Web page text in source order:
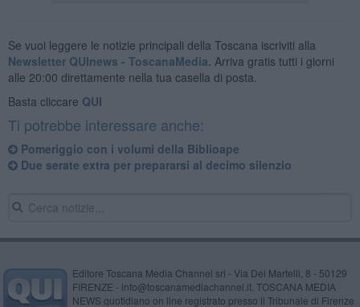
Se vuoi leggere le notizie principali della Toscana iscriviti alla
Newsletter QUInews - ToscanaMedia. Arriva gratis tutti i giorni
alle 20:00 direttamente nella tua casella di posta.
Basta cliccare QUI
Ti potrebbe interessare anche:
Pomeriggio con i volumi della Biblioape
Due serate extra per prepararsi al decimo silenzio
Editore Toscana Media Channel srl - Via Dei Martelli, 8 - 50129
FIRENZE - info@toscanamediachannel.it. TOSCANA MEDIA
NEWS quotidiano on line registrato presso il Tribunale di Firenze